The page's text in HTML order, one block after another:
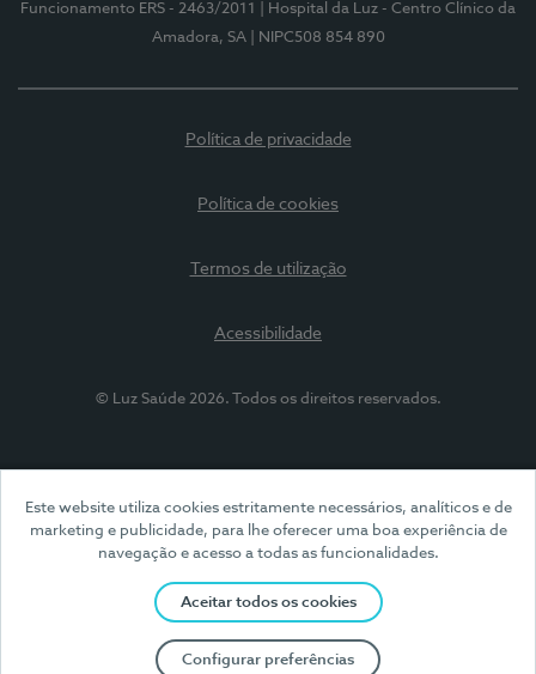
Este website utiliza cookies estritamente necessários, analíticos e de
marketing e publicidade, para lhe oferecer uma boa experiência de
navegação e acesso a todas as funcionalidades.
Aceitar todos os cookies
Configurar preferências
Funcionamento ERS - 2463/2011
| Hospital da Luz - Centro Clínico da
Amadora, SA
| NIPC508 854 890
Política de privacidade
Política de cookies
Termos de utilização
Acessibilidade
© Luz Saúde 2026. Todos os direitos reservados.